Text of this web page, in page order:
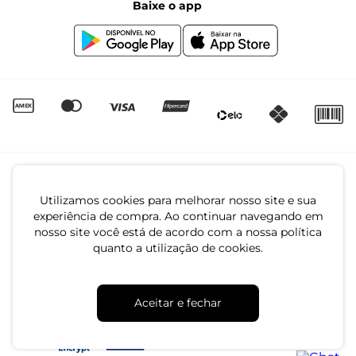
Utilizamos cookies para melhorar nosso site e sua
experiência de compra. Ao continuar navegando em
nosso site você está de acordo com a nossa política
quanto a utilização de cookies.
Aceitar e fechar
Canal de Denúncias | Ética
Igualdade Salarial
Baixe o app
CNPJ: 79.233.672/0001-05
Av. Maria Marangoni, 391 - 89129-080 - Luiz Alves - SC